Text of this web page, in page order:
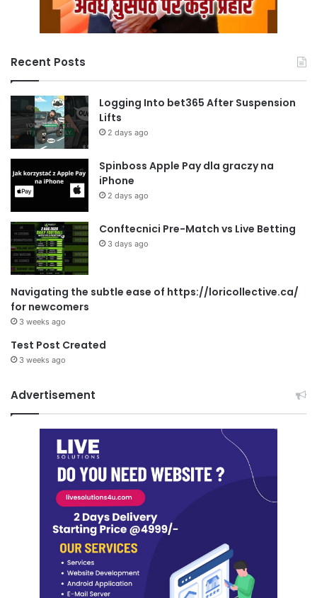
Recent Posts
Logging Into bet365 After Suspension
Lifts
2 days ago
Spinboss Apple Pay dla graczy na
iPhone
2 days ago
Conftecnici Pre-Match vs Live Betting
3 days ago
Navigating the subtle ease of https://loricollective.ca/
for newcomers
3 weeks ago
Test Post Created
3 weeks ago
Advertisement